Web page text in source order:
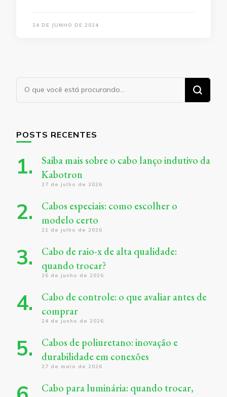
24 DE JUNHO DE 2024
POSTS RECENTES
Saiba mais sobre o cabo lanço indutivo da
Kabotron
27 de julho de 2026
Cabos especiais: como escolher o
modelo certo
21 de julho de 2026
Cabo de raio-x de alta qualidade:
quando trocar?
26 de junho de 2026
Cabo de controle: o que avaliar antes de
comprar
24 de junho de 2026
Cabos de poliuretano: inovação e
durabilidade em conexões
27 de maio de 2026
Cabo para luminária: quando trocar,